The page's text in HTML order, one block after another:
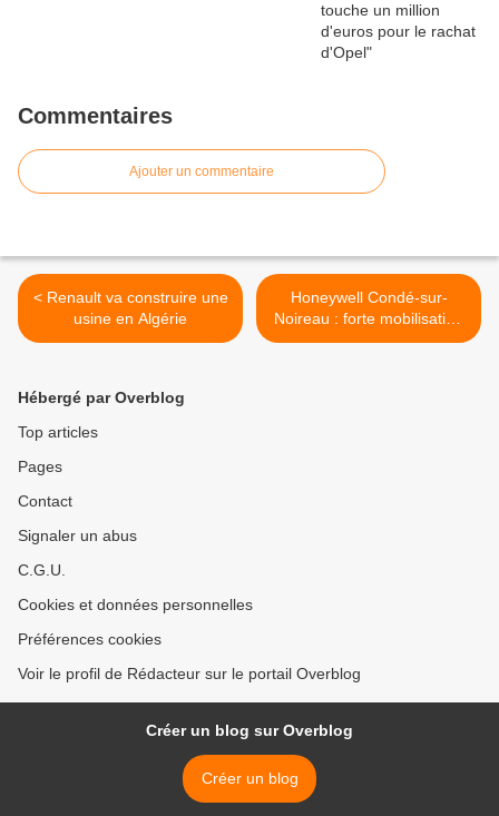
Commentaires
Ajouter un commentaire
< Renault va construire une
usine en Algérie
Honeywell Condé-sur-
Noireau : forte mobilisation
pour le maintien du site et
Hébergé par Overblog
Top articles
Pages
Contact
Signaler un abus
C.G.U.
Cookies et données personnelles
Préférences cookies
Voir le profil de Rédacteur sur le portail Overblog
Créer un blog sur Overblog
Créer un blog